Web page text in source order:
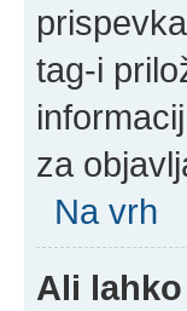
tag-i
za
Na vrh
Ali